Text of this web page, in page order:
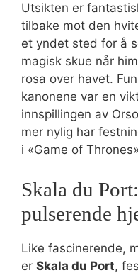
Utsikten er
tilbake mot den
et yndet sted for å
magisk skue når
rosa over havet.
kanonene var en
innspillingen av
mer nylig har
i «Game of
Skala du
pulserende
Like fascinerende,
er Skala du Port,